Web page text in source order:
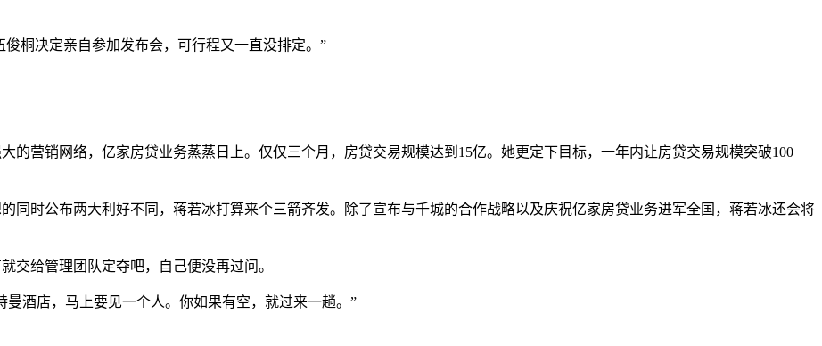
桐决定亲自参加发布会，可行程又一直没排定。”
的营销网络，亿家房贷业务蒸蒸日上。仅仅三个月，房贷交易规模达到15亿。她更定下目标，一年内让房贷交易规模突破100
同时公布两大利好不同，蒋若冰打算来个三箭齐发。除了宣布与千城的合作战略以及庆祝亿家房贷业务进军全国，蒋若冰还会将
交给管理团队定夺吧，自己便没再过问。
酒店，马上要见一个人。你如果有空，就过来一趟。”